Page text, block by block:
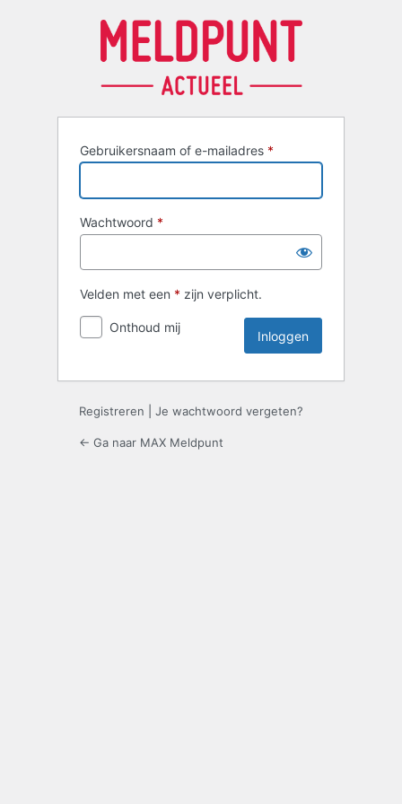
Gebruikersnaam of e-mailadres *
Wachtwoord *
Velden met een * zijn verplicht.
Onthoud mij
Registreren Je wachtwoord vergeten?
← Ga naar MAX Meldpunt